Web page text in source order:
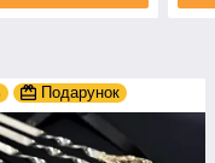
Подарунок